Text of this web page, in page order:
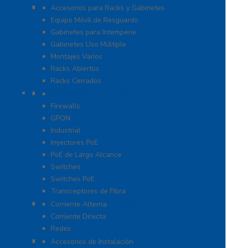
Racks y Gabinetes
Accesorios para Racks y Gabinetes
Equipo Móvil de Resguardo
Gabinetes para Intemperie
Gabinetes Uso Múltiple
Montajes Varios
Racks Abiertos
Racks Cerrados
Networking
Firewalls
GPON
Industrial
Inyectores PoE
PoE de Largo Alcance
Switches
Switches PoE
Transceptores de Fibra
Protección Contra Descargas
Corriente Alterna
Corriente Directa
Redes
Herramientas
Accesorios de Instalación